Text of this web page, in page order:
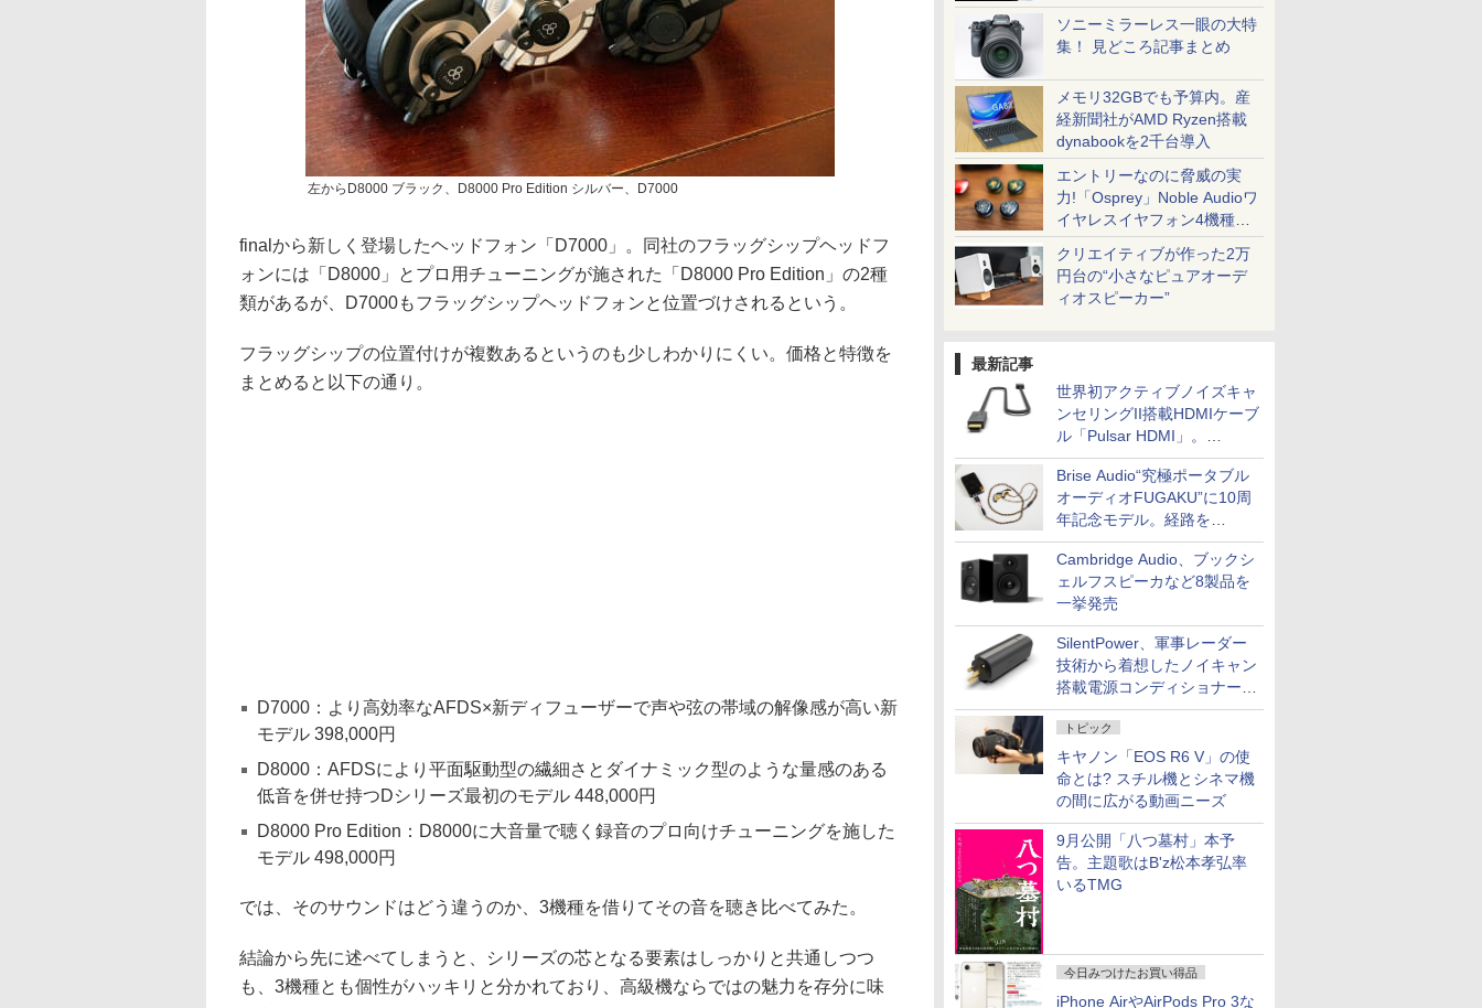
ソニーミラーレス一眼の大特
集！ 見どころ記事まとめ
メモリ32GBでも予算内。産
経新聞社がAMD Ryzen搭載
dynabookを2千台導入
エントリーなのに脅威の実
力!「Osprey」Noble Audioワ
イヤレスイヤフォン4機種を
一気に聴く
クリエイティブが作った2万
円台の“小さなピュアオーデ
ィオスピーカー”
最新記事
世界初アクティブノイズキャ
ンセリングII搭載HDMIケーブ
ル「Pulsar HDMI」。
SilentPowerから
Brise Audio“究極ポータブル
オーディオFUGAKU”に10周
年記念モデル。経路を
NISHIKIで統一。400万円
Cambridge Audio、ブックシ
ェルフスピーカなど8製品を
一挙発売
SilentPower、軍事レーダー
技術から着想したノイキャン
搭載電源コンディショナー
「AC iPurifier2」
トピック
キヤノン「EOS R6 V」の使
命とは? スチル機とシネマ機
の間に広がる動画ニーズ
9月公開「八つ墓村」本予
告。主題歌はB'z松本孝弘率
いるTMG
今日みつけたお買い得品
iPhone AirやAirPods Pro 3な
左からD8000 ブラック、D8000 Pro Edition シルバー、D7000
finalから新しく登場したヘッドフォン「D7000」。同社のフラッグシップヘッドフ
ォンには「D8000」とプロ用チューニングが施された「D8000 Pro Edition」の2種
類があるが、D7000もフラッグシップヘッドフォンと位置づけされるという。
フラッグシップの位置付けが複数あるというのも少しわかりにくい。価格と特徴を
まとめると以下の通り。
D7000：より高効率なAFDS×新ディフューザーで声や弦の帯域の解像感が高い新
モデル 398,000円
D8000：AFDSにより平面駆動型の繊細さとダイナミック型のような量感のある
低音を併せ持つDシリーズ最初のモデル 448,000円
D8000 Pro Edition：D8000に大音量で聴く録音のプロ向けチューニングを施した
モデル 498,000円
では、そのサウンドはどう違うのか、3機種を借りてその音を聴き比べてみた。
結論から先に述べてしまうと、シリーズの芯となる要素はしっかりと共通しつつ
も、3機種とも個性がハッキリと分かれており、高級機ならではの魅力を存分に味